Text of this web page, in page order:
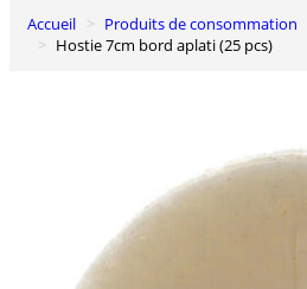
0
Panier
Accueil Produits de consommation
Hostie 7cm bord aplati (25 pcs)